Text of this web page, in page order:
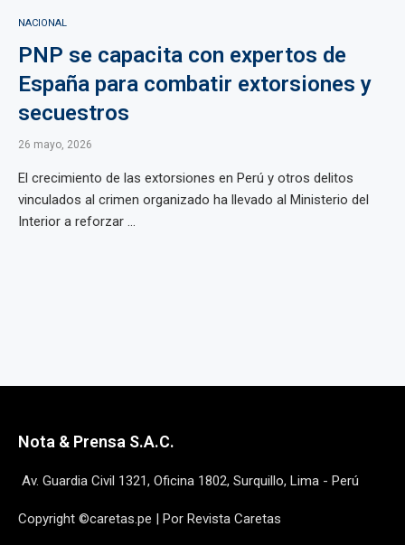
NACIONAL
PNP se capacita con expertos de
España para combatir extorsiones y
secuestros
26 mayo, 2026
El crecimiento de las extorsiones en Perú y otros delitos
vinculados al crimen organizado ha llevado al Ministerio del
Interior a reforzar ...
Nota & Prensa S.A.C.
Av. Guardia Civil 1321, Oficina 1802, Surquillo, Lima - Perú
Copyright ©caretas.pe | Por Revista Caretas